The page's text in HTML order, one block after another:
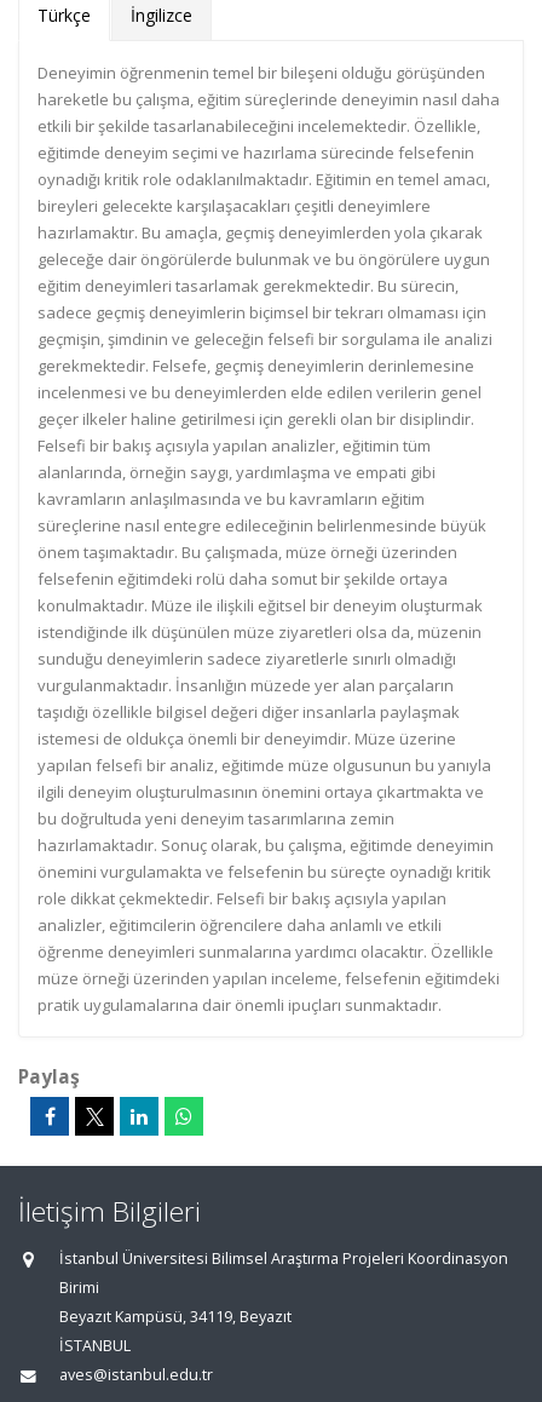
Türkçe İngilizce
Deneyimin öğrenmenin temel bir bileşeni olduğu görüşünden
hareketle bu çalışma, eğitim süreçlerinde deneyimin nasıl daha
etkili bir şekilde tasarlanabileceğini incelemektedir. Özellikle,
eğitimde deneyim seçimi ve hazırlama sürecinde felsefenin
oynadığı kritik role odaklanılmaktadır. Eğitimin en temel amacı,
bireyleri gelecekte karşılaşacakları çeşitli deneyimlere
hazırlamaktır. Bu amaçla, geçmiş deneyimlerden yola çıkarak
geleceğe dair öngörülerde bulunmak ve bu öngörülere uygun
eğitim deneyimleri tasarlamak gerekmektedir. Bu sürecin,
sadece geçmiş deneyimlerin biçimsel bir tekrarı olmaması için
geçmişin, şimdinin ve geleceğin felsefi bir sorgulama ile analizi
gerekmektedir. Felsefe, geçmiş deneyimlerin derinlemesine
incelenmesi ve bu deneyimlerden elde edilen verilerin genel
geçer ilkeler haline getirilmesi için gerekli olan bir disiplindir.
Felsefi bir bakış açısıyla yapılan analizler, eğitimin tüm
alanlarında, örneğin saygı, yardımlaşma ve empati gibi
kavramların anlaşılmasında ve bu kavramların eğitim
süreçlerine nasıl entegre edileceğinin belirlenmesinde büyük
önem taşımaktadır. Bu çalışmada, müze örneği üzerinden
felsefenin eğitimdeki rolü daha somut bir şekilde ortaya
konulmaktadır. Müze ile ilişkili eğitsel bir deneyim oluşturmak
istendiğinde ilk düşünülen müze ziyaretleri olsa da, müzenin
sunduğu deneyimlerin sadece ziyaretlerle sınırlı olmadığı
vurgulanmaktadır. İnsanlığın müzede yer alan parçaların
taşıdığı özellikle bilgisel değeri diğer insanlarla paylaşmak
istemesi de oldukça önemli bir deneyimdir. Müze üzerine
yapılan felsefi bir analiz, eğitimde müze olgusunun bu yanıyla
ilgili deneyim oluşturulmasının önemini ortaya çıkartmakta ve
bu doğrultuda yeni deneyim tasarımlarına zemin
hazırlamaktadır. Sonuç olarak, bu çalışma, eğitimde deneyimin
önemini vurgulamakta ve felsefenin bu süreçte oynadığı kritik
role dikkat çekmektedir. Felsefi bir bakış açısıyla yapılan
analizler, eğitimcilerin öğrencilere daha anlamlı ve etkili
öğrenme deneyimleri sunmalarına yardımcı olacaktır. Özellikle
müze örneği üzerinden yapılan inceleme, felsefenin eğitimdeki
pratik uygulamalarına dair önemli ipuçları sunmaktadır.
Paylaş
İletişim Bilgileri
İstanbul Üniversitesi Bilimsel Araştırma Projeleri Koordinasyon
Birimi
Beyazıt Kampüsü, 34119, Beyazıt
İSTANBUL
aves@istanbul.edu.tr